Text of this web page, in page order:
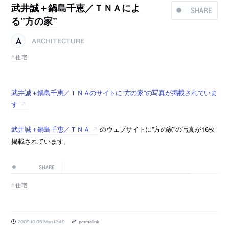
SHARE
武井誠＋鍋島千恵／ＴＮＡによ
る”方の家”
ARCHITECTURE
住宅
武井誠＋鍋島千恵／ＴＮＡのサイトに”方の家”の写真が掲載されていま
す
武井誠＋鍋島千恵／ＴＮＡ
のウェブサイトに”方の家”の写真が16枚
掲載されています。
SHARE
住宅
2009.10.05 Mon 12:49 permalink